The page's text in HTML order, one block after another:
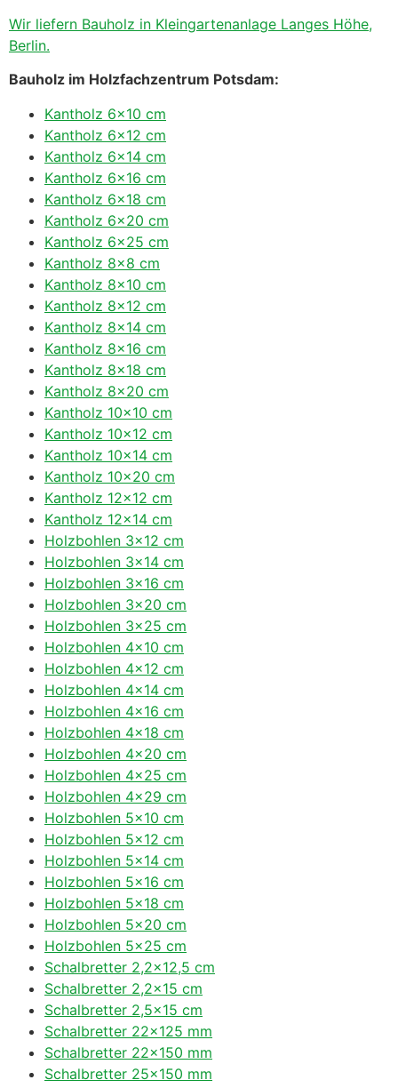
Wir liefern Bauholz in Kleingartenanlage Langes Höhe,
Berlin.
Bauholz im Holzfachzentrum Potsdam:
Kantholz 6×10 cm
Kantholz 6×12 cm
Kantholz 6×14 cm
Kantholz 6×16 cm
Kantholz 6×18 cm
Kantholz 6×20 cm
Kantholz 6×25 cm
Kantholz 8×8 cm
Kantholz 8×10 cm
Kantholz 8×12 cm
Kantholz 8×14 cm
Kantholz 8×16 cm
Kantholz 8×18 cm
Kantholz 8×20 cm
Kantholz 10×10 cm
Kantholz 10×12 cm
Kantholz 10×14 cm
Kantholz 10×20 cm
Kantholz 12×12 cm
Kantholz 12×14 cm
Holzbohlen 3×12 cm
Holzbohlen 3×14 cm
Holzbohlen 3×16 cm
Holzbohlen 3×20 cm
Holzbohlen 3×25 cm
Holzbohlen 4×10 cm
Holzbohlen 4×12 cm
Holzbohlen 4×14 cm
Holzbohlen 4×16 cm
Holzbohlen 4×18 cm
Holzbohlen 4×20 cm
Holzbohlen 4×25 cm
Holzbohlen 4×29 cm
Holzbohlen 5×10 cm
Holzbohlen 5×12 cm
Holzbohlen 5×14 cm
Holzbohlen 5×16 cm
Holzbohlen 5×18 cm
Holzbohlen 5×20 cm
Holzbohlen 5×25 cm
Schalbretter 2,2×12,5 cm
Schalbretter 2,2×15 cm
Schalbretter 2,5×15 cm
Schalbretter 22×125 mm
Schalbretter 22×150 mm
Schalbretter 25×150 mm